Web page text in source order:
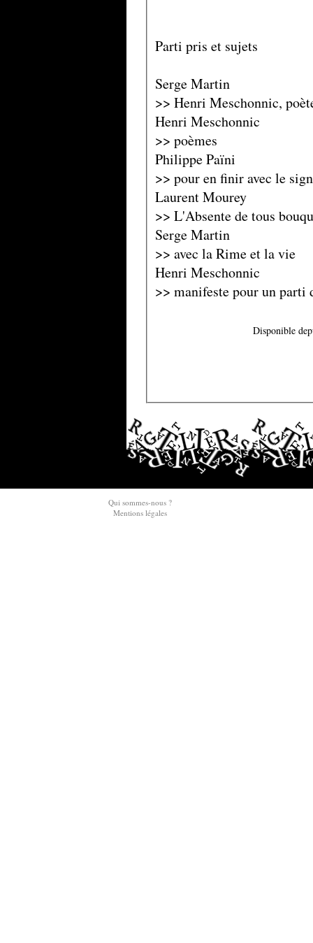
Parti pris et sujets
Serge Martin
>> Henri Meschonnic,
Henri Meschonnic
>> poèmes
Philippe Païni
>> pour en finir avec le
Laurent Mourey
>> L'Absente de tous
Serge Martin
>> avec la Rime et la vie
Henri Meschonnic
>> manifeste pour un parti
Disponible
Qui sommes-nous ?
Mentions légales